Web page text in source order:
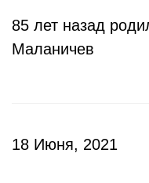
85 лет назад
Маланичев
18 Июня, 2021